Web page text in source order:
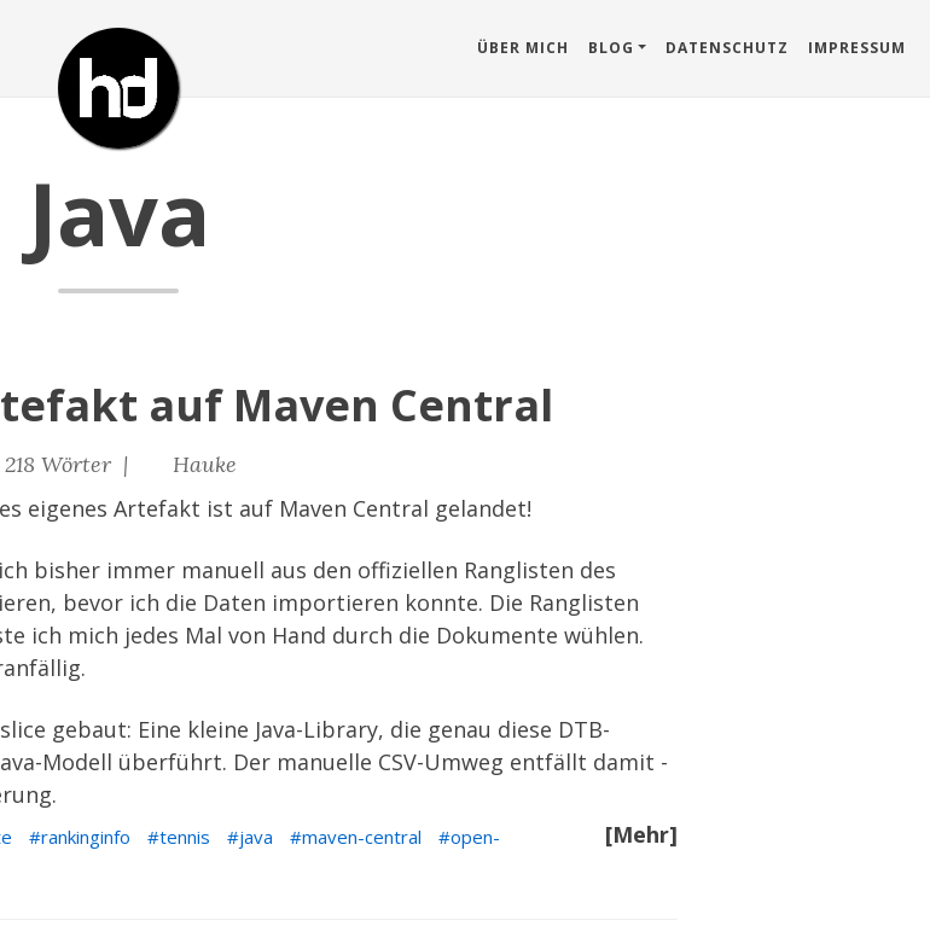
ÜBER MICH BLOG DATENSCHUTZ IMPRESSUM
Java
auf Maven Central
218 Wörter | Hauke
eigenes Artefakt ist auf Maven Central gelandet!
bisher immer manuell aus den offiziellen Ranglisten des
bevor ich die Daten importieren konnte. Die Ranglisten
ich mich jedes Mal von Hand durch die Dokumente wühlen.
slice gebaut: Eine kleine Java-Library, die genau diese DTB-
Modell überführt. Der manuelle CSV-Umweg entfällt damit -
[Mehr]
rankinginfo tennis java maven-central
open-